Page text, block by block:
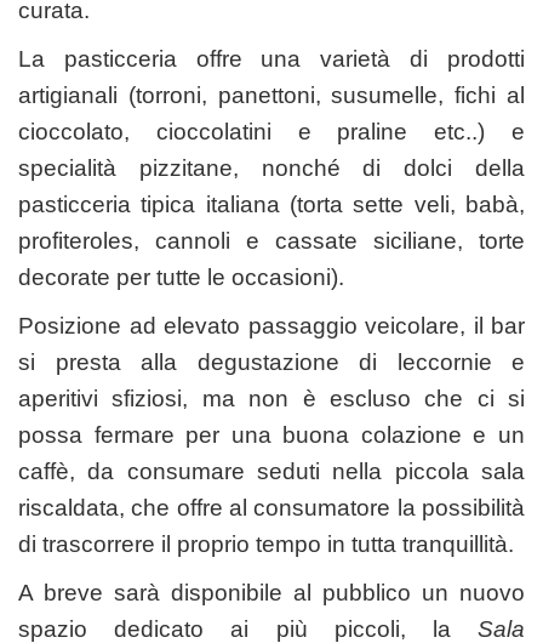
curata.
La pasticceria offre una varietà di prodotti
artigianali (torroni, panettoni, susumelle, fichi al
cioccolato, cioccolatini e praline etc..) e
specialità pizzitane, nonché di dolci della
pasticceria tipica italiana (torta sette veli, babà,
profiteroles, cannoli e cassate siciliane, torte
decorate per tutte le occasioni).
Posizione ad elevato passaggio veicolare, il bar
si presta alla degustazione di leccornie e
aperitivi sfiziosi, ma non è escluso che ci si
possa fermare per una buona colazione e un
caffè, da consumare seduti nella piccola sala
riscaldata, che offre al consumatore la possibilità
di trascorrere il proprio tempo in tutta tranquillità.
A breve sarà disponibile al pubblico un nuovo
spazio dedicato ai più piccoli, la Sala